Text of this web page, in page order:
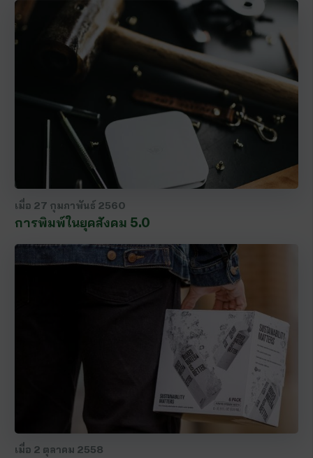
เมื่อ 27 กุมภาพันธ์ 2560
การพิมพ์ในยุคสังคม 5.0
เมื่อ 2 ตุลาคม 2558